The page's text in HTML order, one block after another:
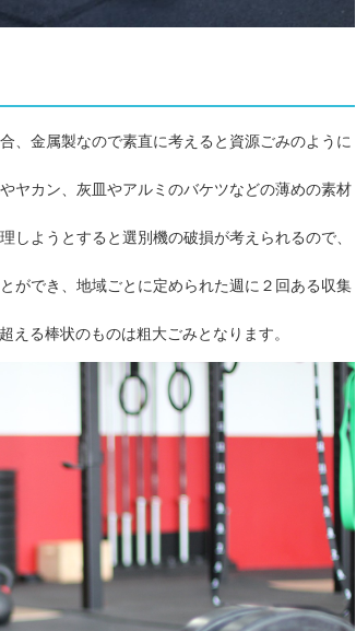
、金属製なので素直に考えると資源ごみのように
ヤカン、灰皿やアルミのバケツなどの薄めの素材
しようとすると選別機の破損が考えられるので、
ができ、地域ごとに定められた週に２回ある収集
る棒状のものは粗大ごみとなります。